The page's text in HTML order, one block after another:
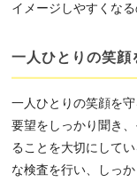
イメージしやすくなる
一人ひとりの笑顔
一人ひとりの笑顔を
要望をしっかり聞き
ることを大切にして
な検査を行い、しっ